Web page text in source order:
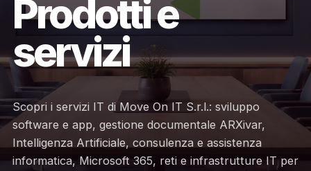
Prodotti e
servizi
Scopri i servizi IT di Move On IT S.r.l.: sviluppo
software e app, gestione documentale ARXivar,
Intelligenza Artificiale, consulenza e assistenza
informatica, Microsoft 365, reti e infrastrutture IT per